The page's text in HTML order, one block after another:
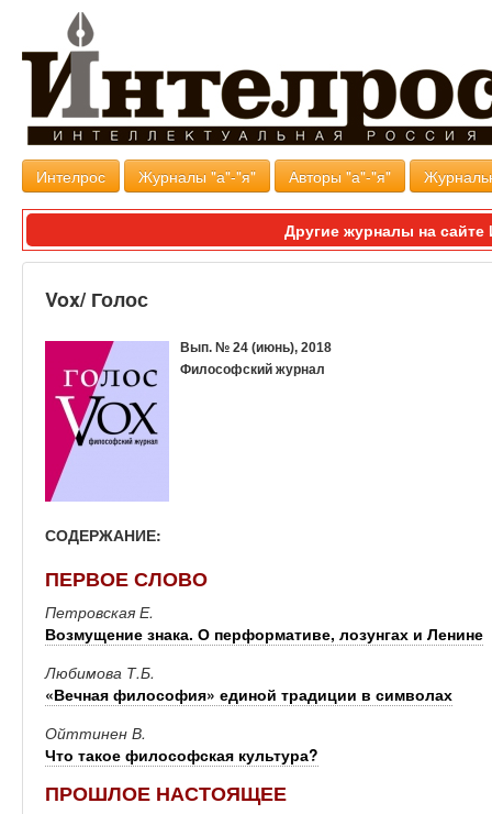
Интелрос Журналы "а"-"я" Авторы "а"-"я"
Другие журналы на
Vox/ Голос
Вып. № 24 (июнь), 2018
Философский журнал
СОДЕРЖАНИЕ:
ПЕРВОЕ СЛОВО
Петровская Е.
Возмущение знака. О перформативе, лозунгах и Ленине
Любимова Т.Б.
«Вечная философия» единой традиции в символах
Ойттинен В.
Что такое философская культура?
ПРОШЛОЕ НАСТОЯЩЕЕ